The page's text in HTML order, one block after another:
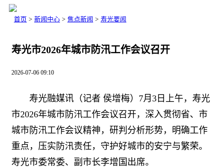
首页 > 新闻中心 > 焦点新闻 > 寿光要闻
寿光市2026年城市防汛工作会议召开
2026-07-06 09:10
寿光融媒讯（记者 侯增梅）7月3日上午，寿光
市2026年城市防汛工作会议召开，深入贯彻省、市
城市防汛工作会议精神，研判分析形势，明确工作
重点，压实防汛责任，守护好城市的安宁与繁荣。
寿光市委常委、副市长李增国出席。